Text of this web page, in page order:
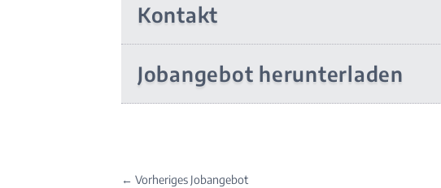
Kontakt
Jobangebot herunterladen
← Vorheriges Jobangebot